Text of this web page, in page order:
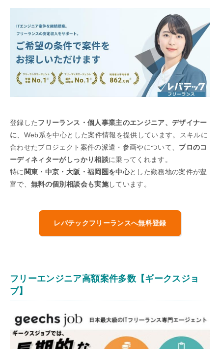
登録したフリーランス・個人事業主のエンジニア、デザイナー
に、Web系を中心とした案件情報を提供しています。スキルに
合わせたプロジェクト案件の派遣・参画やについて、 プロのコ
ーディネィターがしっかり相談に乗ってくれます。
特に 関東・中京・大阪・福岡圏を中心とした勤務地の案件が豊
富で、無料の個別相談会も実施しています。
レバテックフリーランスへ無料登録
フリーエンジニア高額案件多数【ギークスジョ
ブ】